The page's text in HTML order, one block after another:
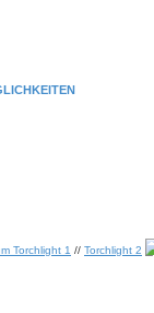
Torchlight 1 // Torchlight 2